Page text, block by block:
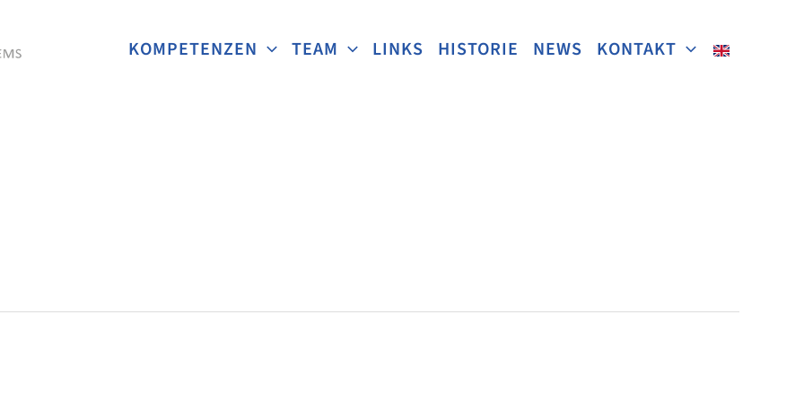
KOMPETENZEN TEAM LINKS HISTORIE NEWS KONTAKT